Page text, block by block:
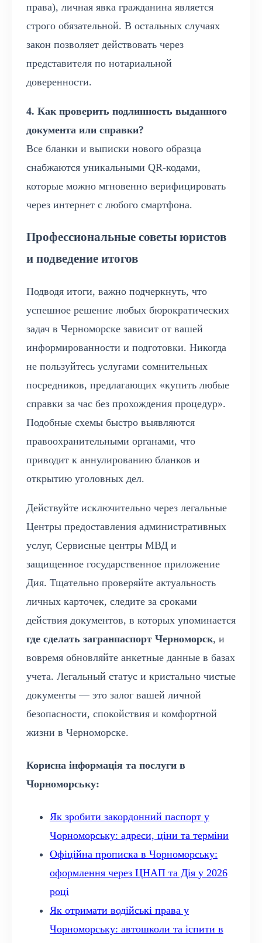
права), личная явка гражданина является
строго обязательной. В остальных случаях
закон позволяет действовать через
представителя по нотариальной
доверенности.
4. Как проверить подлинность выданного
документа или справки?
Все бланки и выписки нового образца
снабжаются уникальными QR-кодами,
которые можно мгновенно верифицировать
через интернет с любого смартфона.
Профессиональные советы юристов
и подведение итогов
Подводя итоги, важно подчеркнуть, что
успешное решение любых бюрократических
задач в Черноморске зависит от вашей
информированности и подготовки. Никогда
не пользуйтесь услугами сомнительных
посредников, предлагающих «купить любые
справки за час без прохождения процедур».
Подобные схемы быстро выявляются
правоохранительными органами, что
приводит к аннулированию бланков и
открытию уголовных дел.
Действуйте исключительно через легальные
Центры предоставления административных
услуг, Сервисные центры МВД и
защищенное государственное приложение
Дия. Тщательно проверяйте актуальность
личных карточек, следите за сроками
действия документов, в которых упоминается
где сделать загранпаспорт Черноморск, и
вовремя обновляйте анкетные данные в базах
учета. Легальный статус и кристально чистые
документы — это залог вашей личной
безопасности, спокойствия и комфортной
жизни в Черноморске.
Корисна інформація та послуги в
Чорноморську:
Як зробити закордонний паспорт у
Чорноморську: адреси, ціни та терміни
Офіційна прописка в Чорноморську:
оформлення через ЦНАП та Дія у 2026
році
Як отримати водійські права у
Чорноморську: автошколи та іспити в